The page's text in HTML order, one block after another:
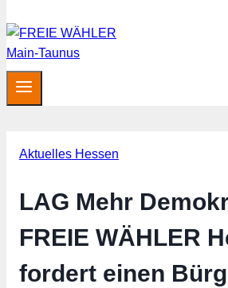
Aktuelles Hessen
LAG Mehr
FREIE WÄHLER
fordert einen